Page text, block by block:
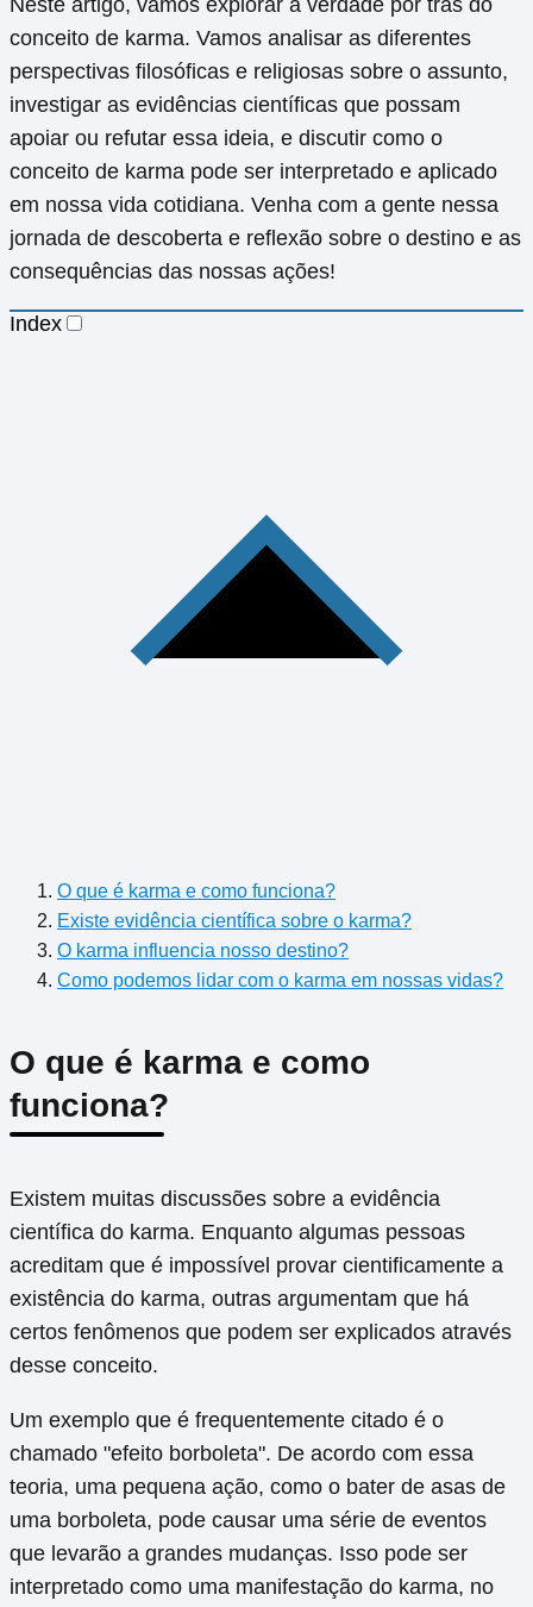
conceito de karma. Vamos analisar as diferentes
perspectivas filosóficas e religiosas sobre o assunto,
investigar as evidências científicas que possam
apoiar ou refutar essa ideia, e discutir como o
conceito de karma pode ser interpretado e aplicado
em nossa vida cotidiana. Venha com a gente nessa
jornada de descoberta e reflexão sobre o destino e as
consequências das nossas ações!
Index
O que é karma e como funciona?
Existe evidência científica sobre o karma?
O karma influencia nosso destino?
Como podemos lidar com o karma em nossas vidas?
O que é karma e como
funciona?
Existem muitas discussões sobre a evidência
científica do karma. Enquanto algumas pessoas
acreditam que é impossível provar cientificamente a
existência do karma, outras argumentam que há
certos fenômenos que podem ser explicados através
desse conceito.
Um exemplo que é frequentemente citado é o
chamado "efeito borboleta". De acordo com essa
teoria, uma pequena ação, como o bater de asas de
uma borboleta, pode causar uma série de eventos
que levarão a grandes mudanças. Isso pode ser
interpretado como uma manifestação do karma, no